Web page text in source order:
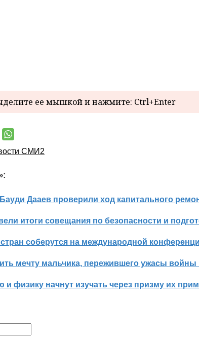
ее мышкой и нажмите: Ctrl+Enter
СМИ2
Дааев проверили ход капитального
итоги совещания по безопасности и
стран соберутся на международной
мечту мальчика, пережившего ужасы войны
физику начнут изучать через призму их